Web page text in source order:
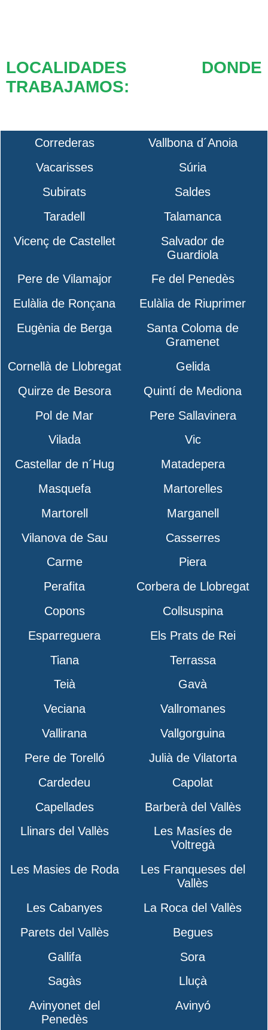
LOCALIDADES DONDE
TRABAJAMOS:
Correderas
Vallbona d´Anoia
Vacarisses
Súria
Subirats
Saldes
Taradell
Talamanca
Vicenç de Castellet
Salvador de
Guardiola
Pere de Vilamajor
Fe del Penedès
Eulàlia de Ronçana
Eulàlia de Riuprimer
Eugènia de Berga
Santa Coloma de
Gramenet
Cornellà de Llobregat
Gelida
Quirze de Besora
Quintí de Mediona
Pol de Mar
Pere Sallavinera
Vilada
Vic
Castellar de n´Hug
Matadepera
Masquefa
Martorelles
Martorell
Marganell
Vilanova de Sau
Casserres
Carme
Piera
Perafita
Corbera de Llobregat
Copons
Collsuspina
Esparreguera
Els Prats de Rei
Tiana
Terrassa
Teià
Gavà
Veciana
Vallromanes
Vallirana
Vallgorguina
Pere de Torelló
Julià de Vilatorta
Cardedeu
Capolat
Capellades
Barberà del Vallès
Llinars del Vallès
Les Masíes de
Voltregà
Les Masies de Roda
Les Franqueses del
Vallès
Les Cabanyes
La Roca del Vallès
Parets del Vallès
Begues
Gallifa
Sora
Sagàs
Lluçà
Avinyonet del
Penedès
Avinyó